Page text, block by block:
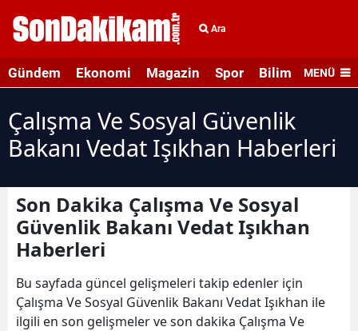
Ara
Gündem Ekonomi Magazin Spor Bilim veMENÜ
Çalışma Ve Sosyal Güvenlik
Bakanı Vedat Işıkhan Haberleri
Son Dakika Çalışma Ve Sosyal
Güvenlik Bakanı Vedat Işıkhan
Haberleri
Bu sayfada güncel gelişmeleri takip edenler için
Çalışma Ve Sosyal Güvenlik Bakanı Vedat Işıkhan ile
ilgili en son gelişmeler ve son dakika Çalışma Ve